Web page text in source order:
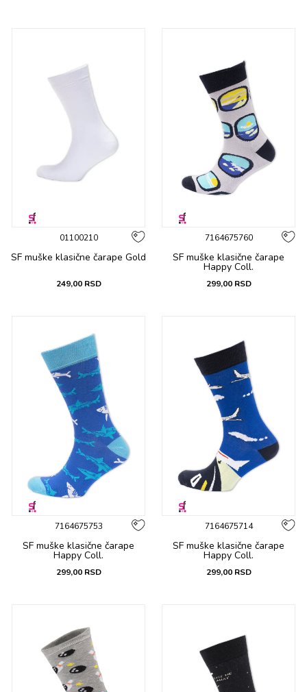
01100210
SF muške klasične čarape Gold
249,00 RSD
7164675760
SF muške klasične čarape
Happy Coll.
299,00 RSD
7164675753
SF muške klasične čarape
Happy Coll.
299,00 RSD
7164675714
SF muške klasične čarape
Happy Coll.
299,00 RSD